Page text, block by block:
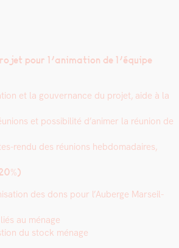
pour l’animation de l’équipe
et la gou­ver­nance du pro­jet, aide à la
et pos­si­bil­ité d’animer la réu­nion de
ren­du des réu­nions heb­do­madaires,
des dons pour l’Auberge Mar­seil­
au ménage
du stock ménage